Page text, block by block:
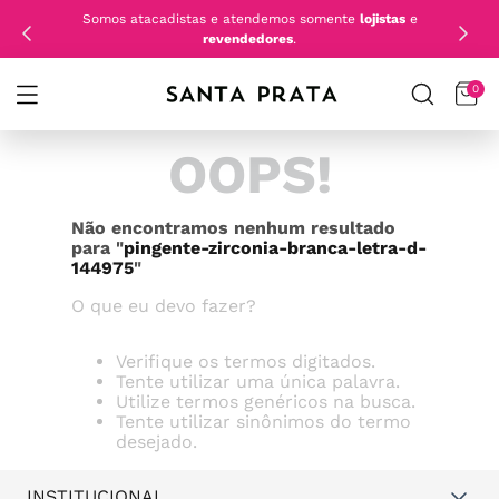
Somos atacadistas e atendemos somente lojistase
revendedores.
0
OOPS!
Não encontramos nenhum resultado
para "pingente-zirconia-branca-letra-d-
144975"
O que eu devo fazer?
Verifique os termos digitados.
Tente utilizar uma única palavra.
Utilize termos genéricos na busca.
Tente utilizar sinônimos do termo
desejado.